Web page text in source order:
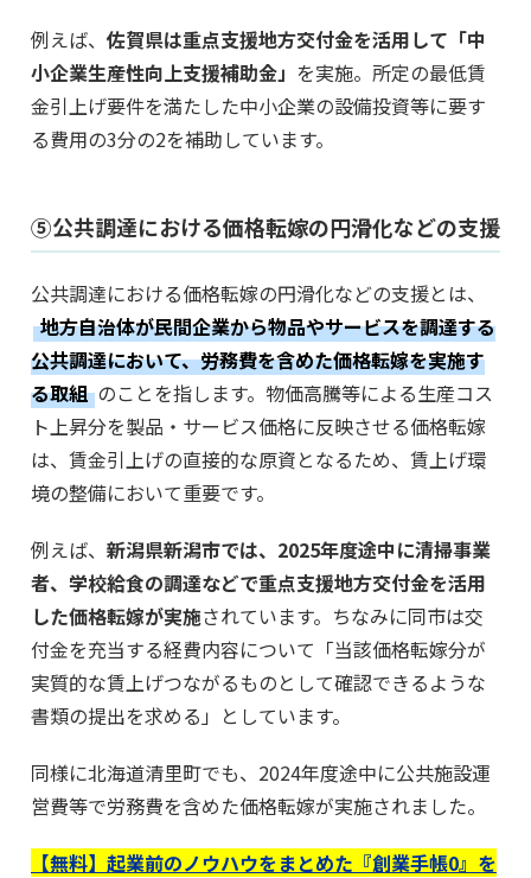
例えば、 佐賀県は重点支援地方交付金を活用して「中
小企業生産性向上支援補助金」 を実施。所定の最低賃
金引上げ要件を満たした中小企業の設備投資等に要す
る費用の3分の2を補助しています。
⑤公共調達における価格転嫁の円滑化などの支援
公共調達における価格転嫁の円滑化などの支援とは、
地方自治体が民間企業から物品やサービスを調達する
公共調達において、労務費を含めた価格転嫁を実施す
る取組 のことを指します。物価高騰等による生産コス
ト上昇分を製品・サービス価格に反映させる価格転嫁
は、賃金引上げの直接的な原資となるため、賃上げ環
境の整備において重要です。
例えば、 新潟県新潟市では、2025年度途中に清掃事業
者、学校給食の調達などで重点支援地方交付金を活用
した価格転嫁が実施されています。ちなみに同市は交
付金を充当する経費内容について「当該価格転嫁分が
実質的な賃上げつながるものとして確認できるような
書類の提出を求める」としています。
同様に北海道清里町でも、2024年度途中に公共施設運
営費等で労務費を含めた価格転嫁が実施されました。
【無料】起業前のノウハウをまとめた『創業手帳0』を